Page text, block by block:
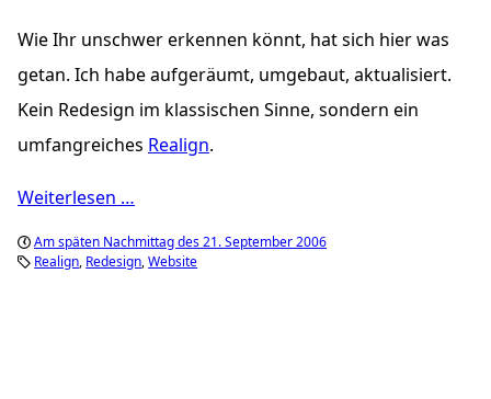
Wie Ihr unschwer erkennen könnt, hat sich hier was
getan. Ich habe aufgeräumt, umgebaut, aktualisiert.
Kein Redesign im klassischen Sinne, sondern ein
umfangreiches Realign.
Weiterlesen …
Am späten Nachmittag des 21. September 2006
Realign Redesign Website